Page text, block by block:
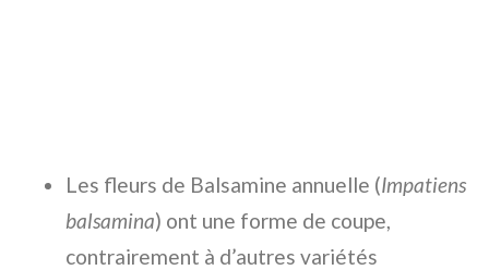
Les fleurs de Balsamine annuelle (Impatiens
balsamina) ont une forme de coupe,
contrairement à d’autres variétés